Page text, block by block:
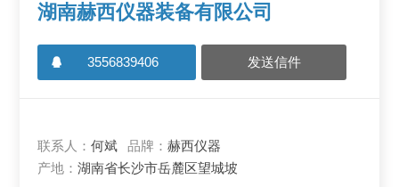
湖南赫西仪器装备有限公司
3556839406 发送信件
联系人：何斌 品牌：赫西仪器
产地：湖南省长沙市岳麓区望城坡